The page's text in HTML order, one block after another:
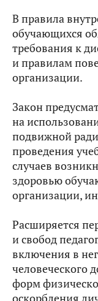
В правила
обучающихся
требования к
и правилам
организации.
Закон
на
подвижной
проведения
случаев
здоровью
организации,
Расширяется
и свобод
включения в
человеческого
форм